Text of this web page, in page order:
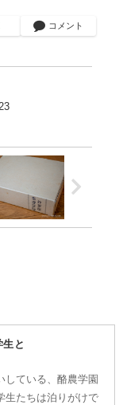
コメント
生と
している、酪農学園
生たちは泊りがけで